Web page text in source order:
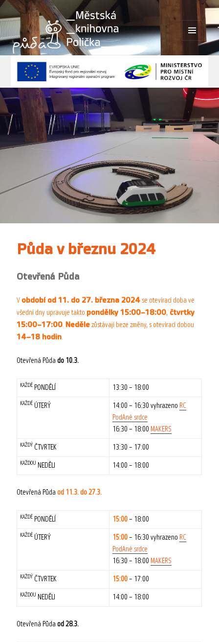
MENU
WIDGETY
Půda v březnu 2024
Otevřená Půda
V období od 11. do 27. března 2024se otevírací doba ve
všední dny upravuje takto pondělky 15:00–18:00, čtvrtky
15:00–17:00. Nedělezůstávají beze změny, s otevírací dobou
14–18 hodin.
Otevřená Půdado 10.3.
KAŽDÉ PONDĚLÍ 13:30 – 18:00
KAŽDÉ ÚTERÝ 14:00 – 16:30 vyhrazeno RC
PodAné srdce
16:30 – 18:00 MAKERS
KAŽDÝ ČTVRTEK 13:30 – 17:00
KAŽDOU NEDĚLI 14:00 – 18:00
Otevřená Půdaod 11.3. do 27.3.
KAŽDÉ PONDĚLÍ 15:00– 18:00
KAŽDÉ ÚTERÝ 15:00– 16:30 vyhrazeno RC
PodAné srdce
16:30 – 18:00 MAKERS
KAŽDÝ ČTVRTEK 15:00– 17:00
KAŽDOU NEDĚLI 14:00 – 18:00
Otevřená Půdaod 28.3.